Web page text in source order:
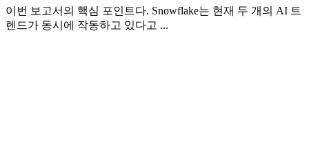
이번 보고서의 핵심 포인트다. Snowflake는 현재 두 개의 AI 트
렌드가 동시에 작동하고 있다고 ...